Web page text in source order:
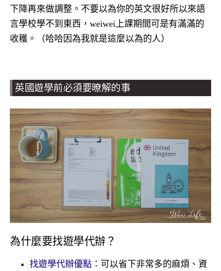
下降再來做調整。不要以為你的英文很好所以來語
言學校學不到東西，weiwei上課期間可是有滿滿的
收穫。（哈哈因為我就是這麼以為的人）
英國遊學前必須要暸解的事
為什麼要找遊學代辦？
找遊學代辦優點 ： 可以省下非常多的麻煩、資